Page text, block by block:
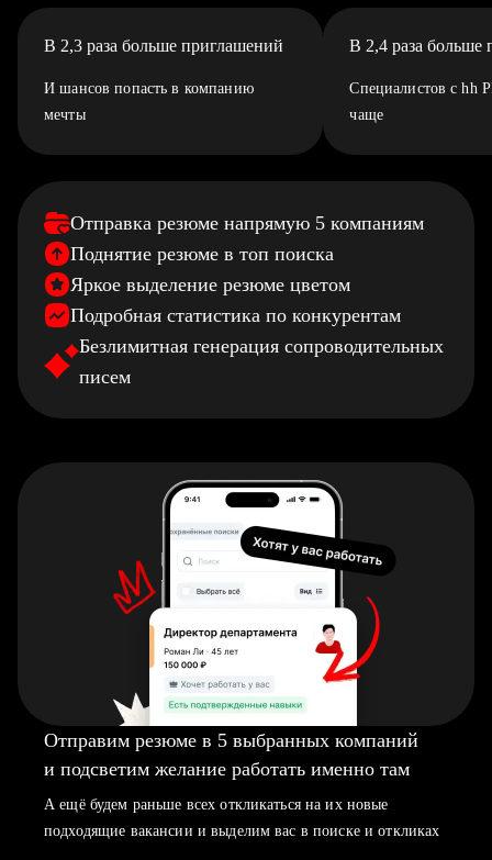
В 2,3 раза больше приглашений
И шансов попасть в компанию
мечты
В 2,4 раза больше
Специалистов с hh
чаще
Отправка резюме напрямую 5 компаниям
Поднятие резюме в топ поиска
Яркое выделение резюме цветом
Подробная статистика по конкурентам
Безлимитная генерация сопроводительных
писем
Отправим резюме в 5 выбранных компаний
и подсветим желание работать именно там
А ещё будем раньше всех откликаться на их новые
подходящие вакансии и выделим вас в поиске и откликах